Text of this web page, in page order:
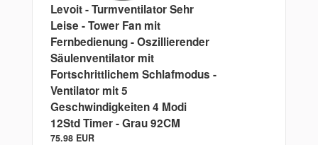
Levoit - Turmventilator Sehr
Leise - Tower Fan mit
Fernbedienung - Oszillierender
Säulenventilator mit
Fortschrittlichem Schlafmodus -
Ventilator mit 5
Geschwindigkeiten 4 Modi
12Std Timer - Grau 92CM
75.98 EUR